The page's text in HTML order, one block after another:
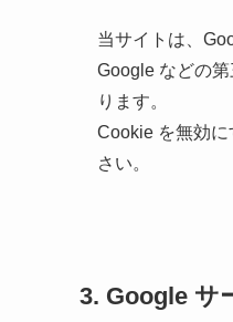
当サイトは、
Google などの
ります。
Cookie を無効
さい。
3. Google サ